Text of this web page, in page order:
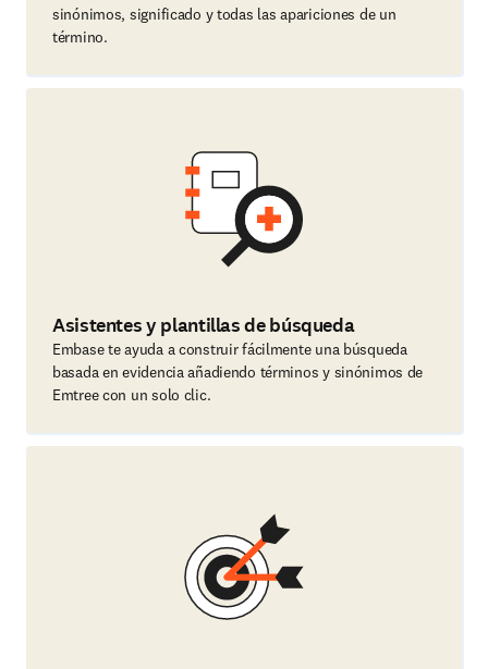
sinónimos, significado y todas las apariciones de un
término.
Asistentes y plantillas de búsqueda
Embase te ayuda a construir fácilmente una búsqueda
basada en evidencia añadiendo términos y sinónimos de
Emtree con un solo clic.